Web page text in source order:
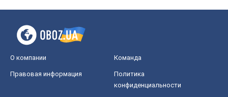
О компании Команда
Правовая информация
Политика
конфиденциальности